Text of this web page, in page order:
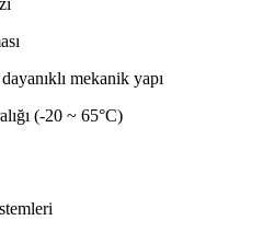
mekanik yapı
(-20 ~ 65°C)